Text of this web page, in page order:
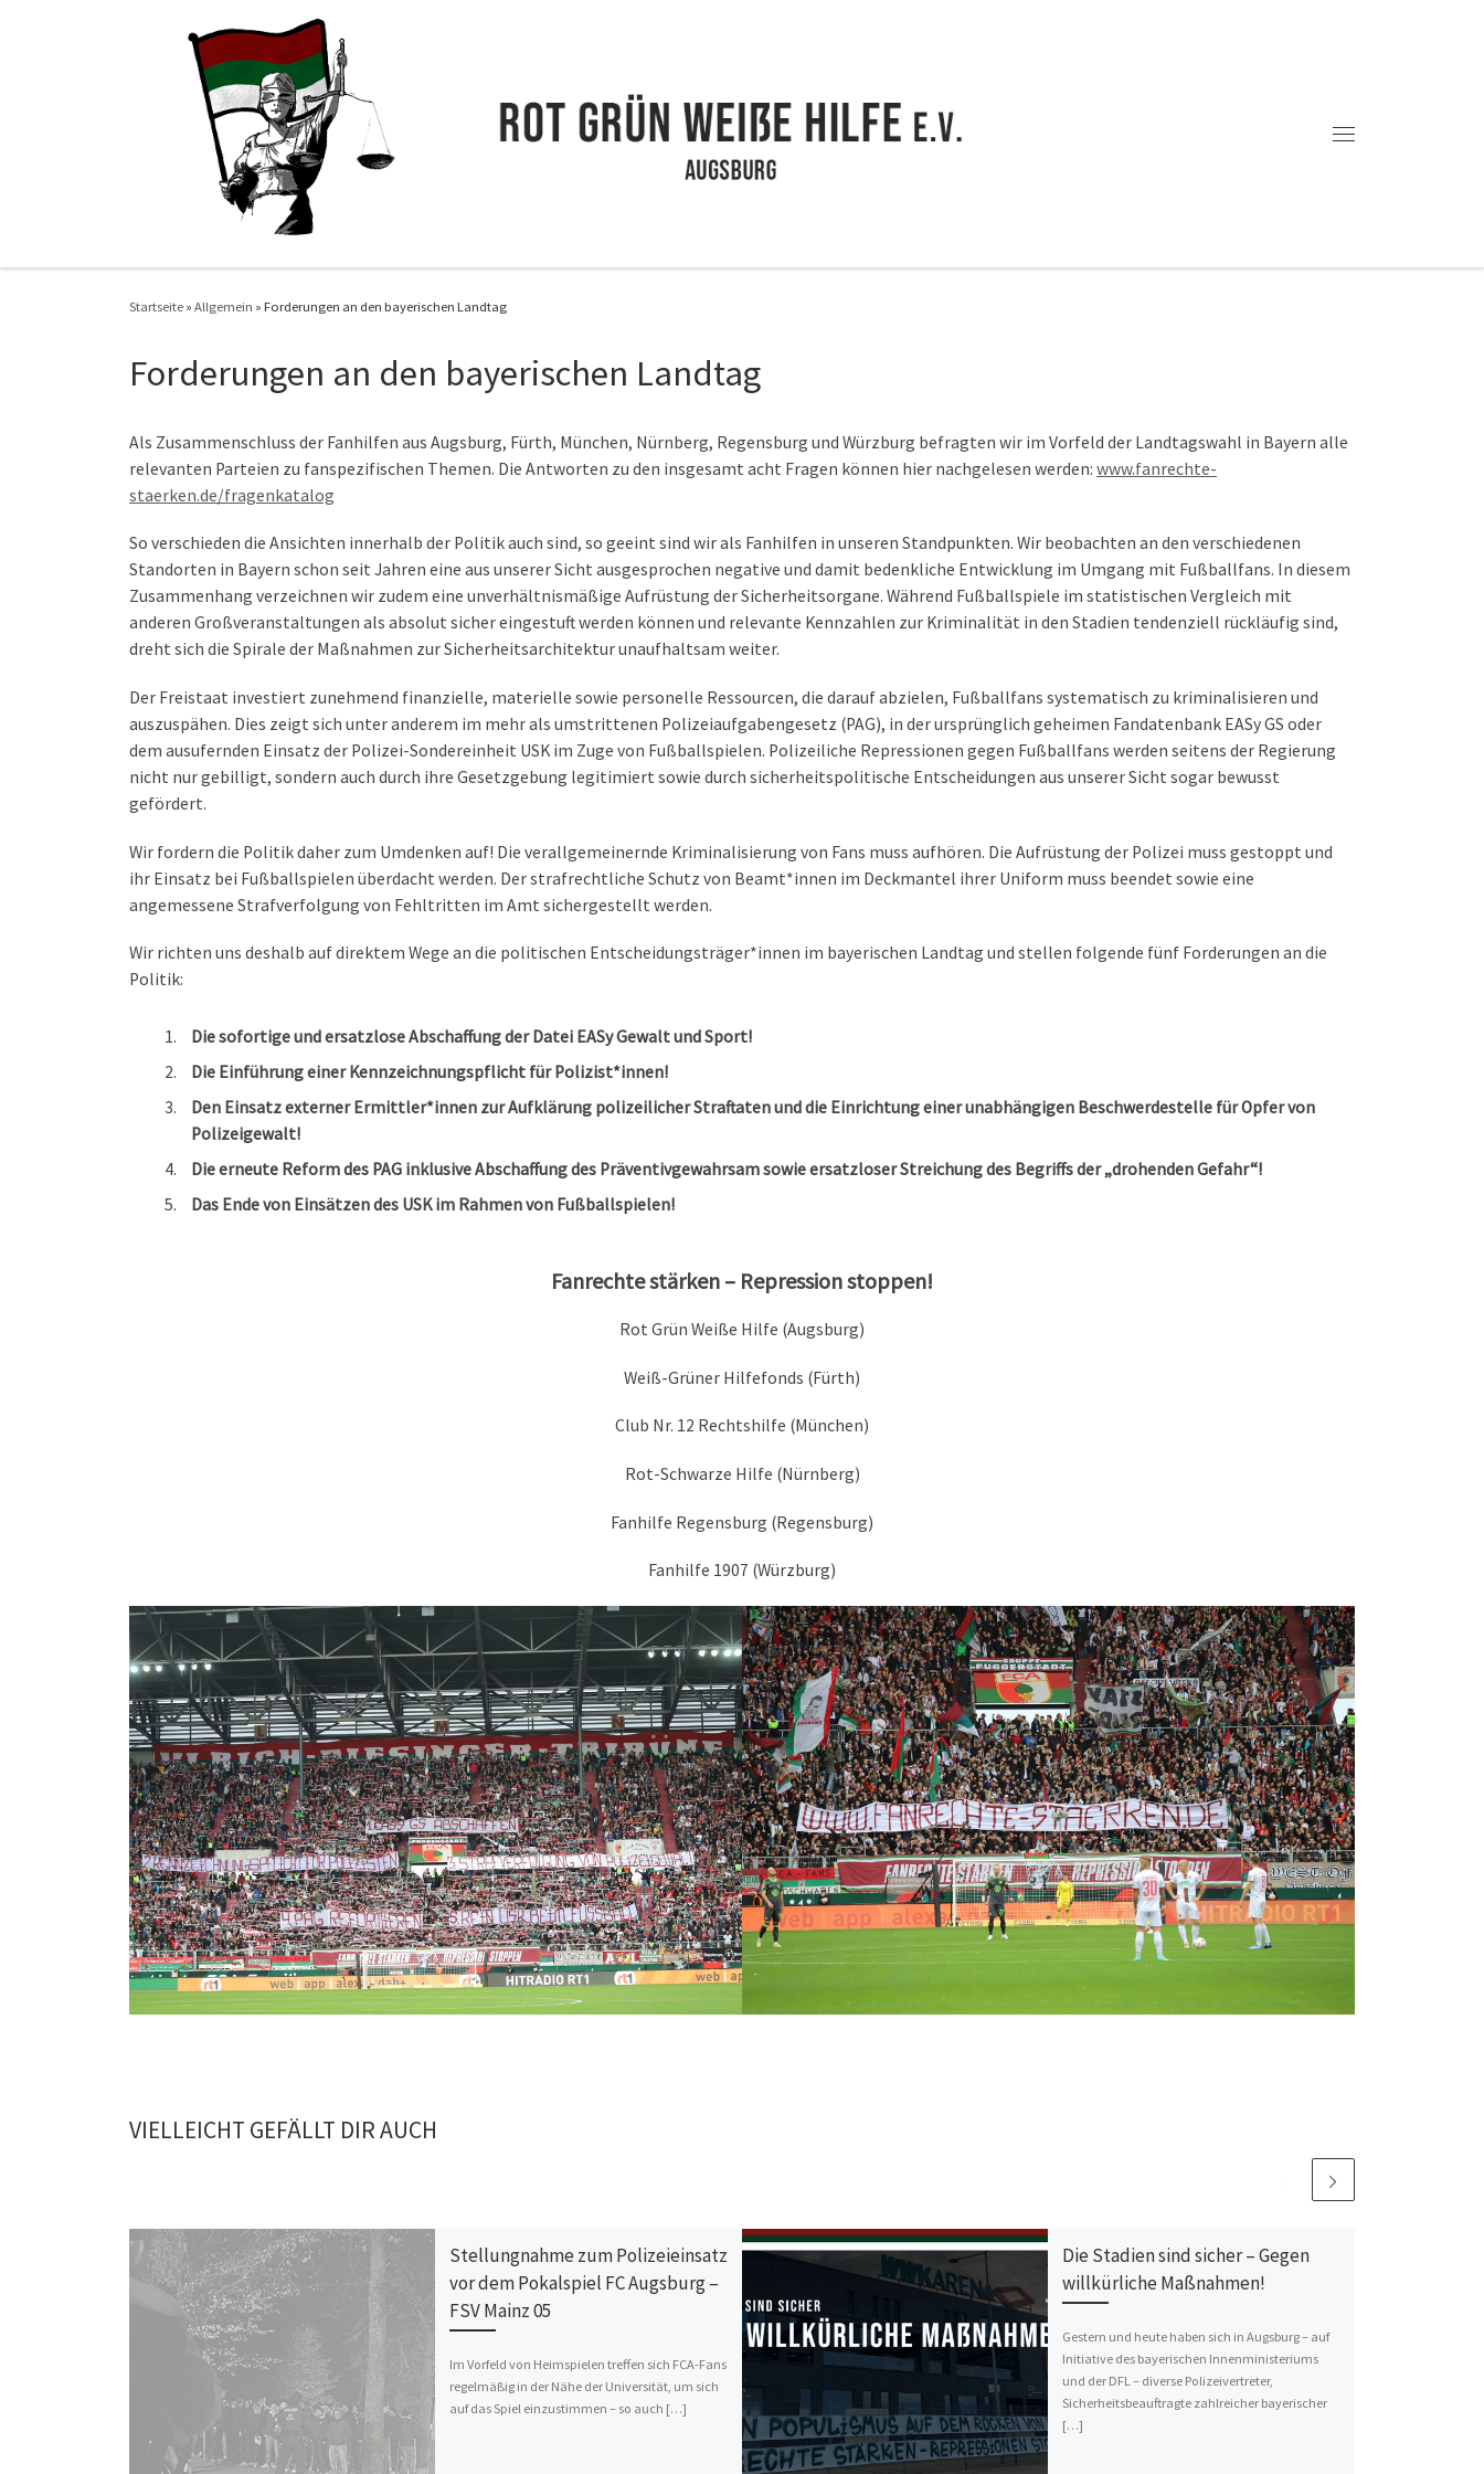
Startseite » Allgemein » Forderungen an den bayerischen Landtag
Forderungen an den bayerischen Landtag
Als Zusammenschluss der Fanhilfen aus Augsburg, Fürth, München, Nürnberg, Regensburg und Würzburg befragten wir im Vorfeld der Landtagswahl in Bayern alle
relevanten Parteien zu fanspezifischen Themen. Die Antworten zu den insgesamt acht Fragen können hier nachgelesen werden: www.fanrechte-
staerken.de/fragenkatalog
So verschieden die Ansichten innerhalb der Politik auch sind, so geeint sind wir als Fanhilfen in unseren Standpunkten. Wir beobachten an den verschiedenen
Standorten in Bayern schon seit Jahren eine aus unserer Sicht ausgesprochen negative und damit bedenkliche Entwicklung im Umgang mit Fußballfans. In diesem
Zusammenhang verzeichnen wir zudem eine unverhältnismäßige Aufrüstung der Sicherheitsorgane. Während Fußballspiele im statistischen Vergleich mit
anderen Großveranstaltungen als absolut sicher eingestuft werden können und relevante Kennzahlen zur Kriminalität in den Stadien tendenziell rückläufig sind,
dreht sich die Spirale der Maßnahmen zur Sicherheitsarchitektur unaufhaltsam weiter.
Der Freistaat investiert zunehmend finanzielle, materielle sowie personelle Ressourcen, die darauf abzielen, Fußballfans systematisch zu kriminalisieren und
auszuspähen. Dies zeigt sich unter anderem im mehr als umstrittenen Polizeiaufgabengesetz (PAG), in der ursprünglich geheimen Fandatenbank EASy GS oder
dem ausufernden Einsatz der Polizei-Sondereinheit USK im Zuge von Fußballspielen. Polizeiliche Repressionen gegen Fußballfans werden seitens der Regierung
nicht nur gebilligt, sondern auch durch ihre Gesetzgebung legitimiert sowie durch sicherheitspolitische Entscheidungen aus unserer Sicht sogar bewusst
gefördert.
Wir fordern die Politik daher zum Umdenken auf! Die verallgemeinernde Kriminalisierung von Fans muss aufhören. Die Aufrüstung der Polizei muss gestoppt und
ihr Einsatz bei Fußballspielen überdacht werden. Der strafrechtliche Schutz von Beamt*innen im Deckmantel ihrer Uniform muss beendet sowie eine
angemessene Strafverfolgung von Fehltritten im Amt sichergestellt werden.
Wir richten uns deshalb auf direktem Wege an die politischen Entscheidungsträger*innen im bayerischen Landtag und stellen folgende fünf Forderungen an die
Politik:
Die sofortige und ersatzlose Abschaffung der Datei EASy Gewalt und Sport!
Die Einführung einer Kennzeichnungspflicht für Polizist*innen!
Den Einsatz externer Ermittler*innen zur Aufklärung polizeilicher Straftaten und die Einrichtung einer unabhängigen Beschwerdestelle für Opfer von
Polizeigewalt!
Die erneute Reform des PAG inklusive Abschaffung des Präventivgewahrsam sowie ersatzloser Streichung des Begriffs der „drohenden Gefahr“!
Das Ende von Einsätzen des USK im Rahmen von Fußballspielen!
Fanrechte stärken – Repression stoppen!
Rot Grün Weiße Hilfe (Augsburg)
Weiß-Grüner Hilfefonds (Fürth)
Club Nr. 12 Rechtshilfe (München)
Rot-Schwarze Hilfe (Nürnberg)
Fanhilfe Regensburg (Regensburg)
Fanhilfe 1907 (Würzburg)
VIELLEICHT GEFÄLLT DIR AUCH
Stellungnahme zum Polizeieinsatz
vor dem Pokalspiel FC Augsburg –
FSV Mainz 05
Im Vorfeld von Heimspielen treffen sich FCA-Fans
regelmäßig in der Nähe der Universität, um sich
auf das Spiel einzustimmen – so auch […]
Die Stadien sind sicher – Gegen
willkürliche Maßnahmen!
Gestern und heute haben sich in Augsburg – auf
Initiative des bayerischen Innenministeriums
und der DFL – diverse Polizeivertreter,
Sicherheitsbeauftragte zahlreicher bayerischer
[…]